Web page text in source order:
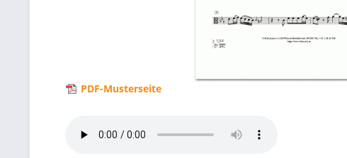
PDF-Musterseite